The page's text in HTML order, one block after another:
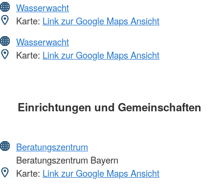
Wasserwacht
Karte: Link zur Google Maps Ansicht
Wasserwacht
Karte: Link zur Google Maps Ansicht
Einrichtungen und Gemeinschaften
Beratungszentrum
Beratungszentrum Bayern
Karte: Link zur Google Maps Ansicht